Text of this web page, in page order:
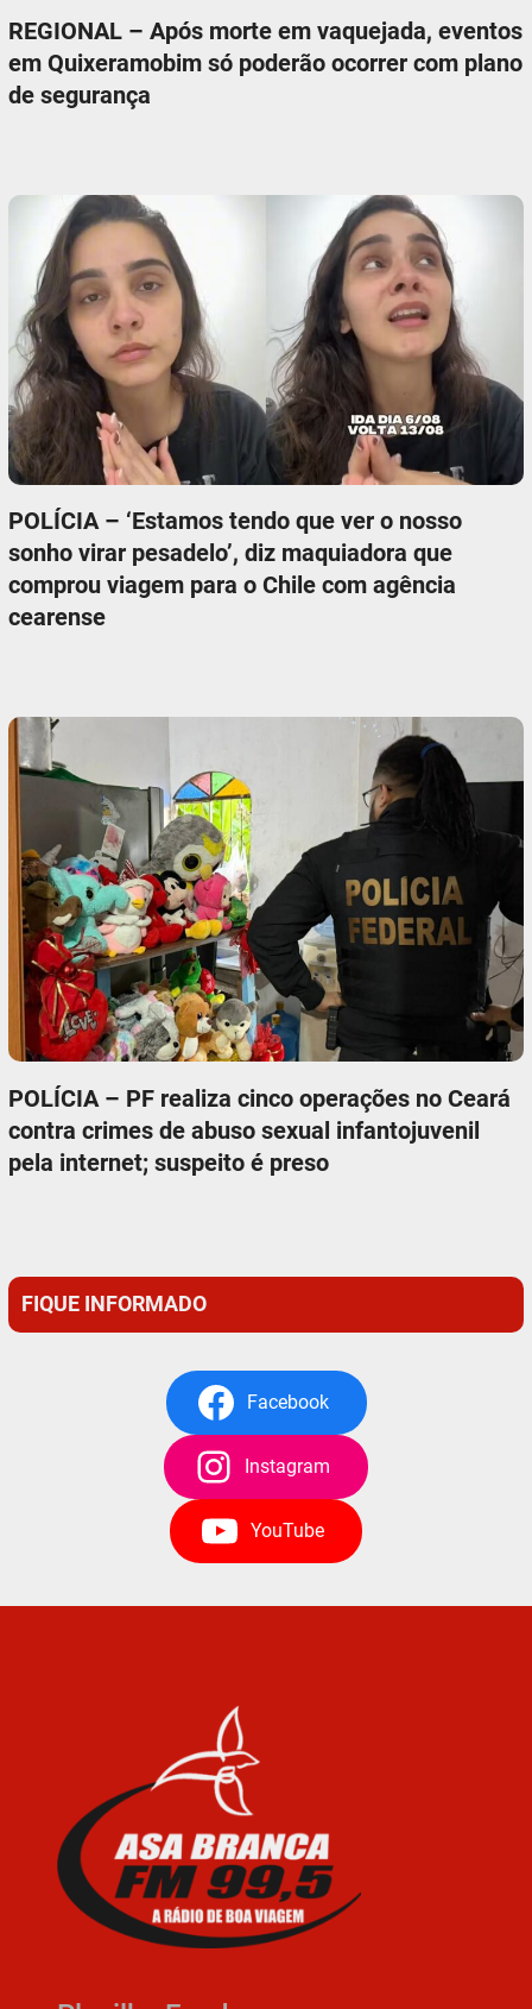
REGIONAL – Após morte em vaquejada, eventos
em Quixeramobim só poderão ocorrer com plano
de segurança
POLÍCIA – ‘Estamos tendo que ver o nosso
sonho virar pesadelo’, diz maquiadora que
comprou viagem para o Chile com agência
cearense
POLÍCIA – PF realiza cinco operações no Ceará
contra crimes de abuso sexual infantojuvenil
pela internet; suspeito é preso
FIQUE INFORMADO
Facebook
Instagram
YouTube